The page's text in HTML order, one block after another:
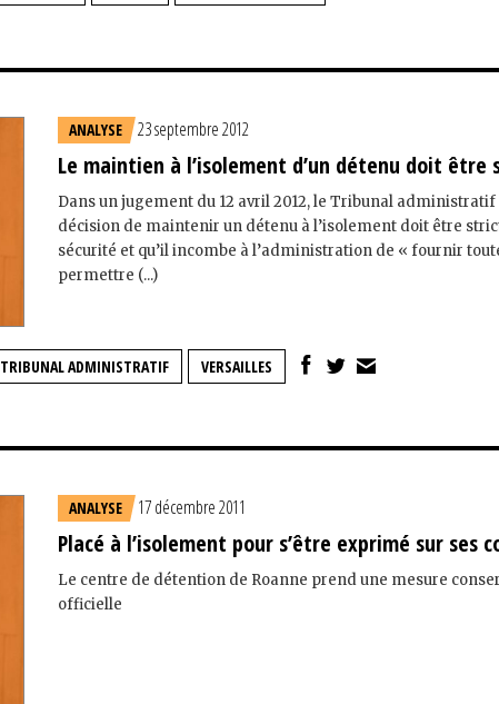
ANALYSE 23 septembre 2012
Le maintien à l’isolement d’un détenu doit
Dans un jugement du 12 avril 2012, le Tribunal
décision de maintenir un détenu à l’isolement doit être
sécurité et qu’il incombe à l’administration de « fournir
permettre (...)
TRIBUNAL ADMINISTRATIF VERSAILLES
ANALYSE 17 décembre 2011
Placé à l’isolement pour s’être exprimé sur ses
Le centre de détention de Roanne prend une mesure
officielle